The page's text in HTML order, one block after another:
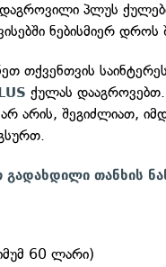
დაგროვილი პლუს
ნებისმიერ დროს
თქვენთვის
ქულას დააგროვებთ.
არის, შეგიძლიათ,
გადახდილი თანხის
60 ლარი)